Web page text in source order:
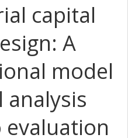
capital
A
model
evaluation